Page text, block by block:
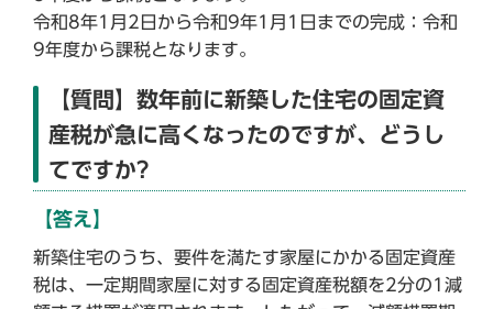
令和8年1月2日から令和9年1月1日までの完成：令和
9年度から課税となります。
【質問】数年前に新築した住宅の固定資
産税が急に高くなったのですが、どうし
てですか?
【答え】
新築住宅のうち、要件を満たす家屋にかかる固定資産
税は、一定期間家屋に対する固定資産税額を2分の1減